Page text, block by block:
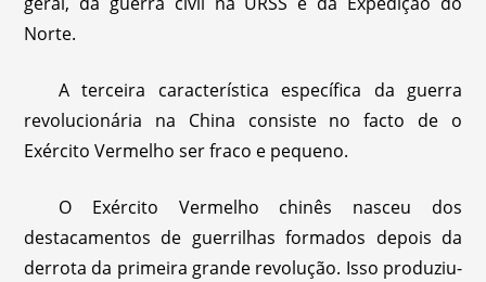
Norte.
A terceira característica específica da guerra
revolucionária na China consiste no facto de o
Exército Vermelho ser fraco e pequeno.
O Exército Vermelho chinês nasceu dos
destacamentos de guerrilhas formados depois da
derrota da primeira grande revolução. Isso produziu-